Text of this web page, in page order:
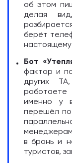
об этом
делая
берёт
Бот
фактор и
других
именно у
перешёл
в бронь и
туристов,